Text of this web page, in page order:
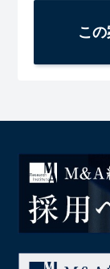
こ